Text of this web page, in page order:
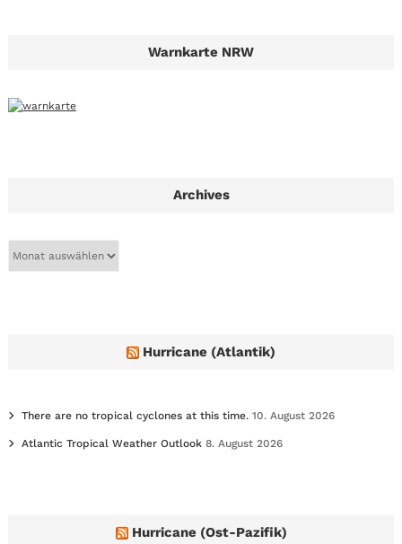
Warnkarte NRW
Archives
Hurricane (Atlantik)
There are no tropical cyclones at this time. 10. August 2026
Atlantic Tropical Weather Outlook 8. August 2026
Hurricane (Ost-Pazifik)